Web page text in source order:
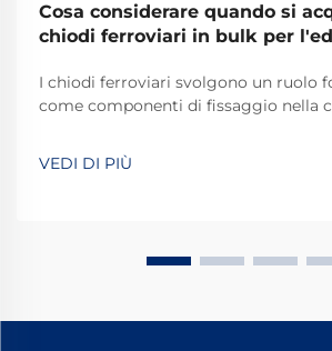
Cosa considerare quando si
chiodi ferroviari in bulk per
I chiodi ferroviari svolgono un ruolo
come componenti di fissaggio nella
collegamento essenziale tra i binari e
Questi elementi di fissaggio resistenti
VEDI DI PIÙ